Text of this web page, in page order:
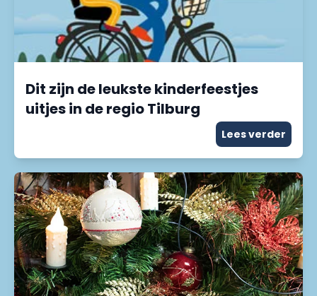
Dit zijn de leukste kinderfeestjes
uitjes in de regio Tilburg
Lees verder